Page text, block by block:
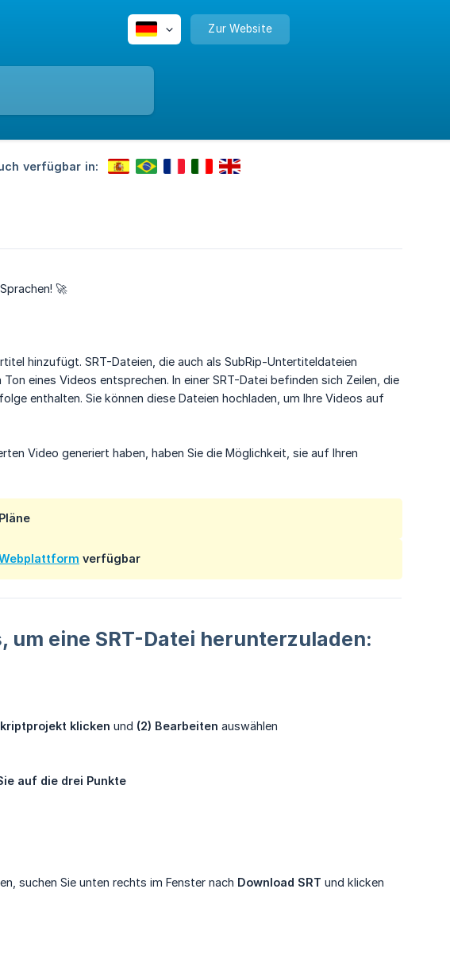
Zur Website
verfügbar in:
🚀
hinzufügt. SRT-Dateien, die auch als SubRip-Untertiteldateien
eines Videos entsprechen. In einer SRT-Datei befinden sich Zeilen, die
enthalten. Sie können diese Dateien hochladen, um Ihre Videos auf
Video generiert haben, haben Sie die Möglichkeit, sie auf Ihren
verfügbar
um eine SRT-Datei herunterzuladen:
klicken und (2) Bearbeiten auswählen
auf die drei Punkte
suchen Sie unten rechts im Fenster nach Download SRT und klicken